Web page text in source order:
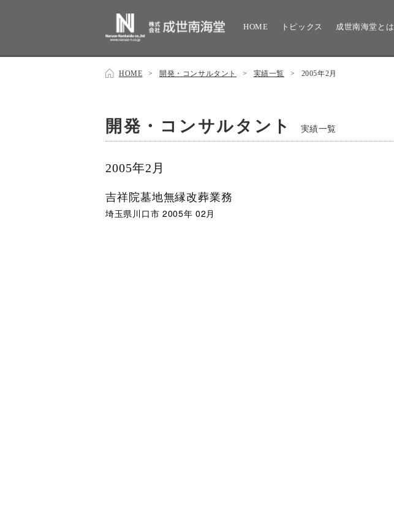
HOME トピックス 成世南海堂とは
HOME > 開発・コンサルタント > 実績一覧 > 2005年2月
開発・コンサルタント 実績一覧
2005年2月
吉祥院墓地無縁改葬業務
埼玉県川口市 2005年 02月